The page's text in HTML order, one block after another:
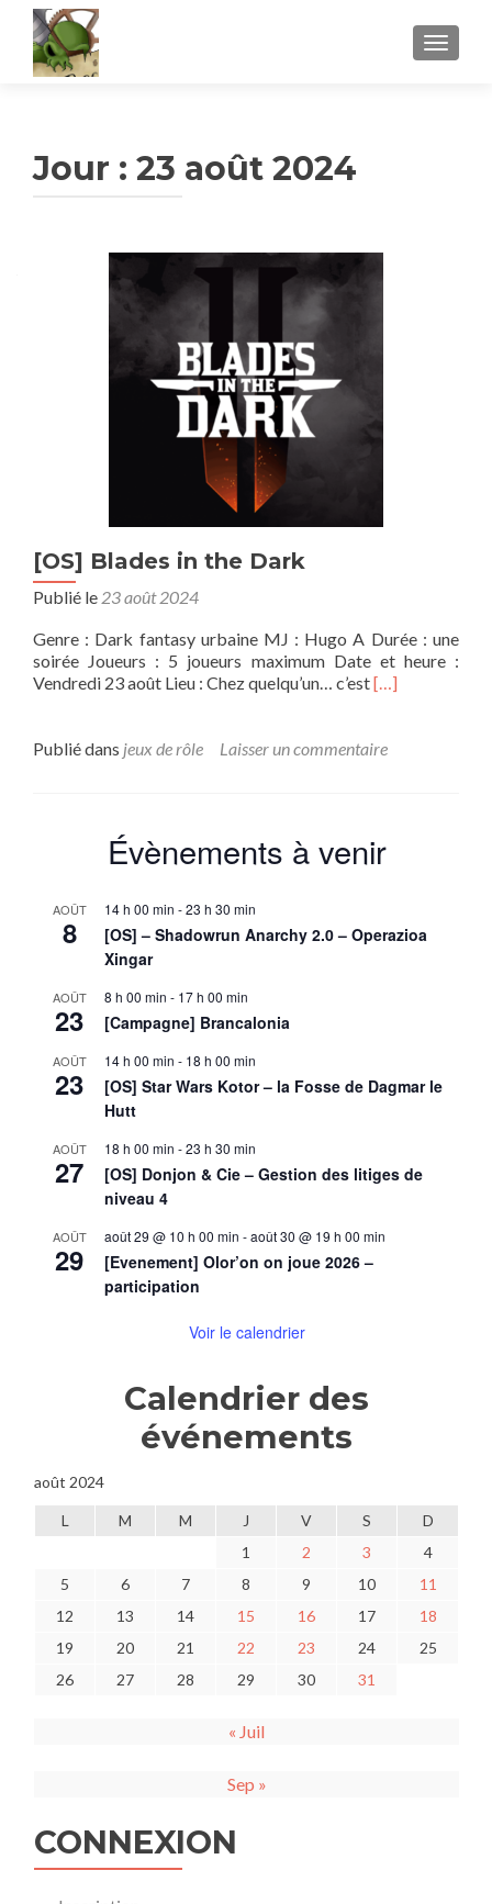
Jour : 23 août 2024
[OS] Blades in the Dark
Publié le 23 août 2024
Genre : Dark fantasy urbaine MJ : Hugo A Durée : une
soirée Joueurs : 5 joueurs maximum Date et heure :
Vendredi 23 août Lieu : Chez quelqu’un… c’estEn
sur[OS]
[…]
Publié dans jeux de rôle Laisser un commentaire
Évènements à venir
AOÛT
8
14 h 00 min -23 h 30 min
[OS] – Shadowrun Anarchy 2.0 – Operazioa
Xingar
AOÛT
23
8 h 00 min - 17 h 00 min
[Campagne] Brancalonia
AOÛT
23
14 h 00 min - 18 h 00 min
[OS] Star Wars Kotor – la Fosse de Dagmar le
Hutt
AOÛT
27
18 h 00 min -23 h 30 min
[OS] Donjon & Cie – Gestion des litiges de
niveau 4
AOÛT
29
août 29 @ 10 h 00 min -août 30 @ 19 h 00 min
[Evenement] Olor’on on joue 2026 –
participation
Voir le calendrier
Calendrier des
événements
août 2024
L M M J V S
D
1
2 3
4
5
6 7 8 9 10
11
12
13 14 15 16 17
18
19
20 21 22 23 24
25
26
27 28 29 30 31
« Juil
Sep »
CONNEXION